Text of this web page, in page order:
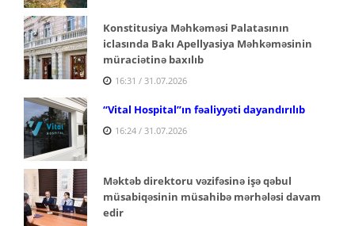
Konstitusiya Məhkəməsi Palatasının
iclasında Bakı Apellyasiya Məhkəməsinin
müraciətinə baxılıb
16:31 / 31.07.2026
“Vital Hospital”ın fəaliyyəti dayandırılıb
16:24 / 31.07.2026
Məktəb direktoru vəzifəsinə işə qəbul
müsabiqəsinin müsahibə mərhələsi davam
edir